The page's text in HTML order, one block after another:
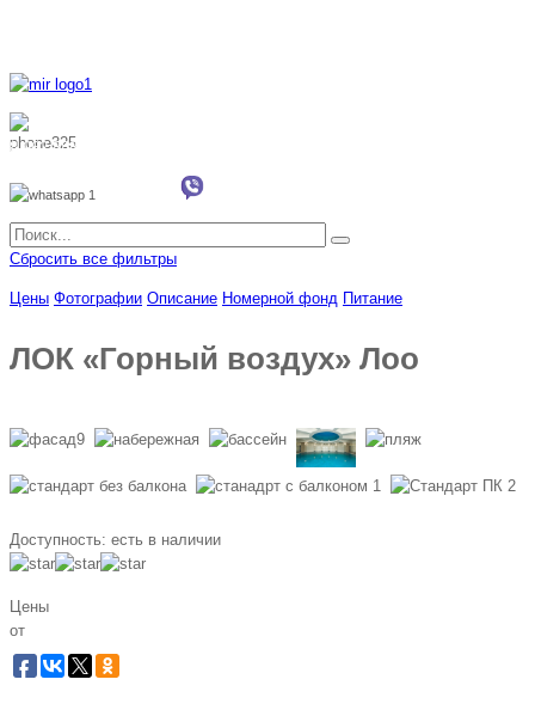
8 962 888 51 55
Сбросить все фильтры
Цены Фотографии Описание Номерной фонд Питание
ЛОК «Горный воздух» Лоо
Доступность: есть в наличии
Цены
от